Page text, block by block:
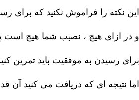
این نکته را فراموش نکنید که برای
و در ازای هیچ ، نصیب شما هیچ است
برای رسیدن به موفقیت باید تمرین
اما نتیجه ای که دریافت می کنید